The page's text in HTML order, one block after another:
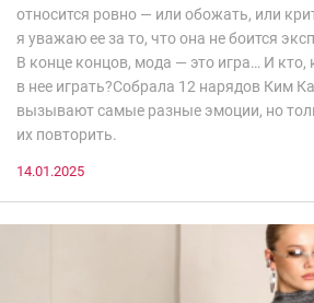
относится ровно — или обожать, или
я уважаю ее за то, что она не боится
В конце концов, мода — это игра… И кто,
в нее играть?Собрала 12 нарядов Ким
вызывают самые разные эмоции, но
их повторить.
14.01.2025